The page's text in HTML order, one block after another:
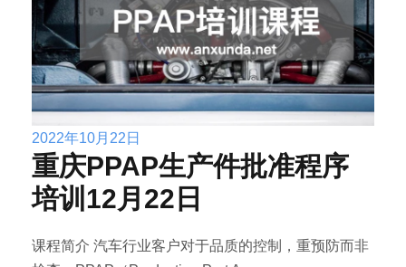
2022年10月22日
重庆PPAP生产件批准程序
培训12月22日
课程简介 汽车行业客户对于品质的控制，重预防而非